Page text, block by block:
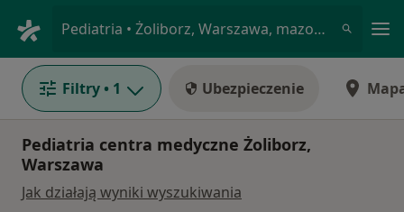
Pediatria • Żoliborz, Warszawa, mazowieckie
Filtry • 1 Ubezpieczenie
Pediatria centra medyczne Żoliborz,
Warszawa
Jak działają wyniki wyszukiwania